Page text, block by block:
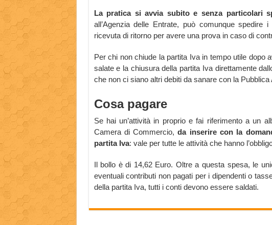
La pratica si avvia subito e senza particolari
all’Agenzia delle Entrate, può comunque
ricevuta di ritorno per avere una prova in caso di
Per chi non chiude la partita Iva in tempo utile dopo
salate e la chiusura della partita Iva direttamente
che non ci siano altri debiti da sanare con la
Cosa pagare
Se hai un’attività in proprio e fai riferimento a un
Camera di Commercio,da inserire con la
partita Iva: vale per tutte le attività che hanno
Il bollo è di 14,62 Euro. Oltre a questa spesa, le
eventuali contributi non pagati per i dipendenti o
della partita Iva, tutti i conti devono essere saldati.